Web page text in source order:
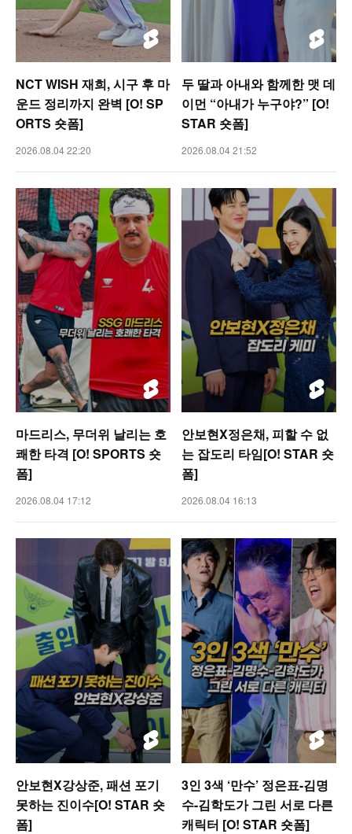
NCT WISH 재희, 시구 후 마
운드 정리까지 완벽 [O! SP
ORTS 숏폼]
2026.08.04 22:20
두 딸과 아내와 함께한 맷 데
이먼 “아내가 누구야?” [O!
STAR 숏폼]
2026.08.04 21:52
마드리스, 무더위 날리는 호
쾌한 타격 [O! SPORTS 숏
폼]
2026.08.04 17:12
안보현X정은채, 피할 수 없
는 잡도리 타임[O! STAR 숏
폼]
2026.08.04 16:13
안보현X강상준, 패션 포기
못하는 진이수[O! STAR 숏
폼]
3인 3색 ‘만수’ 정은표-김명
수-김학도가 그린 서로 다른
캐릭터 [O! STAR 숏폼]